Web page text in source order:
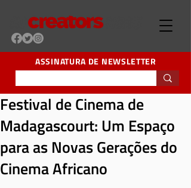
ASSINATURA DE NEWSLETTER
Festival de Cinema de
Madagascourt: Um Espaço
para as Novas Gerações do
Cinema Africano